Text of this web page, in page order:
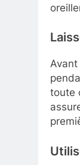
Avant
toute